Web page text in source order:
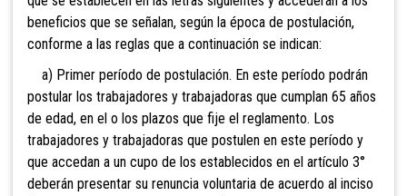
beneficios que se señalan, según la época de postulación,
conforme a las reglas que a continuación se indican:
a) Primer período de postulación. En este período podrán
postular los trabajadores y trabajadoras que cumplan 65 años
de edad, en el o los plazos que fije el reglamento. Los
trabajadores y trabajadoras que postulen en este período y
que accedan a un cupo de los establecidos en el artículo 3°
deberán presentar su renuncia voluntaria de acuerdo al inciso